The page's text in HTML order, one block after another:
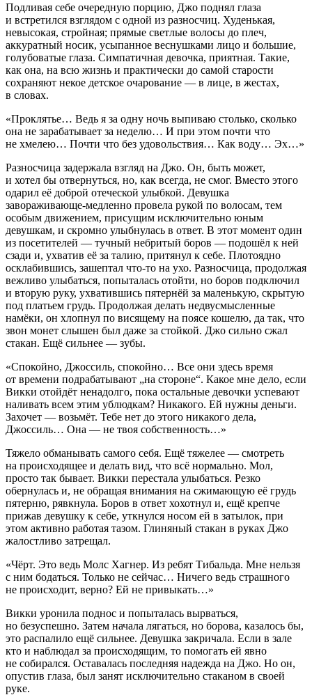
Подливая себе очередную порцию, Джо поднял глаза
и встретился взглядом с одной из разносчиц. Худенькая,
невысокая, стройная; прямые светлые волосы до плеч,
аккуратный носик, усыпанное веснушками лицо и большие,
голубоватые глаза. Симпатичная девочка, приятная. Такие,
как она, на всю жизнь и практически до самой старости
сохраняют некое детское очарование — в лице, в жестах,
в словах.
«Проклятье… Ведь я за одну ночь выпиваю столько, сколько
она не зарабатывает за неделю… И при этом почти что
не хмелею… Почти что без удовольствия… Как воду… Эх…»
Разносчица задержала взгляд на Джо. Он, быть может,
и хотел бы отвернуться, но, как всегда, не смог. Вместо этого
одарил её доброй отеческой улыбкой. Девушка
завораживающе-медленно провела рукой по волосам, тем
особым движением, присущим исключительно юным
девушкам, и скромно улыбнулась в ответ. В этот момент один
из посетителей — тучный небритый боров — подошёл к ней
сзади и, ухватив её за талию, притянул к себе. Плотоядно
осклабившись, зашептал что-то на ухо. Разносчица, продолжая
вежливо улыбаться, попыталась отойти, но боров подключил
и вторую руку, ухватившись пятернёй за маленькую, скрытую
под платьем грудь. Продолжая делать недвусмысленные
намёки, он хлопнул по висящему на поясе кошелю, да так, что
звон монет слышен был даже за стойкой. Джо сильно сжал
стакан. Ещё сильнее — зубы.
«Спокойно, Джоссиль, спокойно… Все они здесь время
от времени подрабатывают „на стороне“. Какое мне дело, если
Викки отойдёт ненадолго, пока остальные девочки успевают
наливать всем этим ублюдкам? Никакого. Ей нужны деньги.
Захочет — возьмёт. Тебе нет до этого никакого дела,
Джоссиль… Она — не твоя собственность…»
Тяжело обманывать самого себя. Ещё тяжелее — смотреть
на происходящее и делать вид, что всё нормально. Мол,
просто так бывает. Викки перестала улыбаться. Резко
обернулась и, не обращая внимания на сжимающую её грудь
пятерню, рявкнула. Боров в ответ хохотнул и, ещё крепче
прижав девушку к себе, уткнулся носом ей в затылок, при
этом активно работая тазом. Глиняный стакан в руках Джо
жалостливо затрещал.
«Чёрт. Это ведь Молс Хагнер. Из ребят Тибальда. Мне нельзя
с ним бодаться. Только не сейчас… Ничего ведь страшного
не происходит, верно? Ей не привыкать…»
Викки уронила поднос и попыталась вырваться,
но безуспешно. Затем начала лягаться, но борова, казалось бы,
это распалило ещё сильнее. Девушка закричала. Если в зале
кто и наблюдал за происходящим, то помогать ей явно
не собирался. Оставалась последняя надежда на Джо. Но он,
опустив глаза, был занят исключительно стаканом в своей
руке.